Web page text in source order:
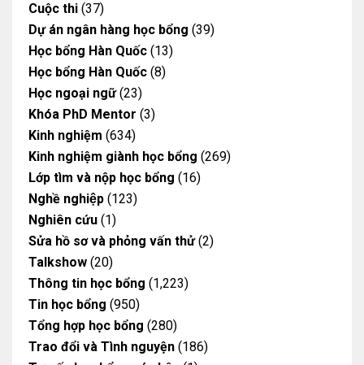
Cuộc thi (37)
Dự án ngân hàng học bổng (39)
Học bổng Hàn Quốc (13)
Học bổng Hàn Quốc (8)
Học ngoại ngữ(23)
Khóa PhD Mentor (3)
Kinh nghiệm (634)
Kinh nghiệm giành học bổng (269)
Lớp tìm và nộp học bổng (16)
Nghề nghiệp (123)
Nghiên cứu (1)
Sửa hồ sơ và phỏng vấn thử(2)
Talkshow (20)
Thông tin học bổng (1,223)
Tin học bổng (950)
Tổng hợp học bổng (280)
Trao đổi và Tình nguyện (186)